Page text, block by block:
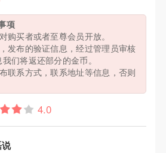
项
购买者或者至尊会员开放。
发布的验证信息，经过管理员审核
们将返还部分的金币。
联系方式，联系地址等信息，否则